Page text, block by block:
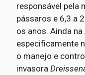
responsável pela
pássaros e 6,3 a
os anos. Ainda
especificamente
o manejo e
invasora